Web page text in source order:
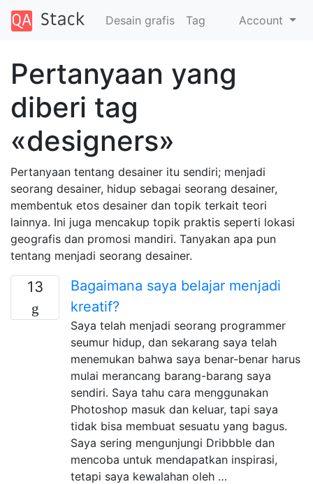
Desain grafis Tag Account
Pertanyaan yang
diberi tag
«designers»
Pertanyaan tentang desainer itu sendiri; menjadi
seorang desainer, hidup sebagai seorang desainer,
membentuk etos desainer dan topik terkait teori
lainnya. Ini juga mencakup topik praktis seperti lokasi
geografis dan promosi mandiri. Tanyakan apa pun
tentang menjadi seorang desainer.
13
Bagaimana saya belajar menjadi
kreatif?
Saya telah menjadi seorang programmer
seumur hidup, dan sekarang saya telah
menemukan bahwa saya benar-benar harus
mulai merancang barang-barang saya
sendiri. Saya tahu cara menggunakan
Photoshop masuk dan keluar, tapi saya
tidak bisa membuat sesuatu yang bagus.
Saya sering mengunjungi Dribbble dan
mencoba untuk mendapatkan inspirasi,
tetapi saya kewalahan oleh …